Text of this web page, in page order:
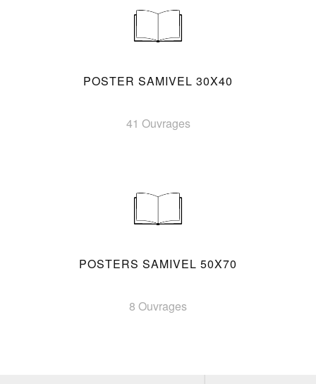
POSTER SAMIVEL 30X40
41 Ouvrages
POSTERS SAMIVEL 50X70
8 Ouvrages